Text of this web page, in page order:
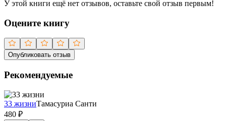
У этой книги ещё нет отзывов, оставьте свой отзыв первым!
Оцените книгу
Опубликовать отзыв
Рекомендуемые
33 жизниТамасуриа Санти
480 ₽